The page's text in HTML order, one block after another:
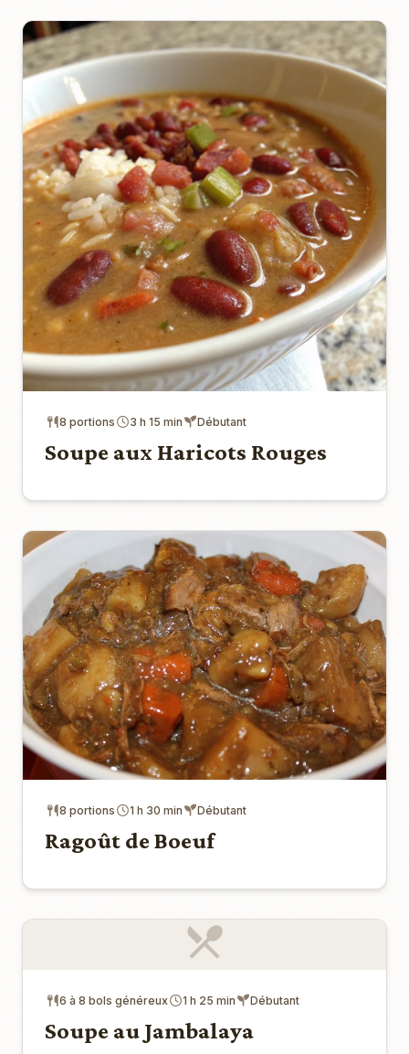
8 portions 3 h 15 min Débutant
Soupe aux Haricots Rouges
8 portions 1 h 30 min Débutant
Ragoût de Boeuf
6 à 8 bols généreux 1 h 25 min Débutant
Soupe au Jambalaya